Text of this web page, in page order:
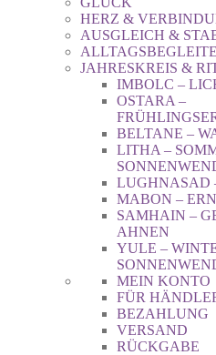
HERZ &
AUSGLEICH &
JAHRESKREIS &
IMBOLC –
OSTARA –
BELTANE –
LITHA –
LUGHNASAD
MABON –
SAMHAIN –
AHNEN
YULE –
MEIN KONTO
FÜR
BEZAHLUNG
VERSAND
RÜCKGABE